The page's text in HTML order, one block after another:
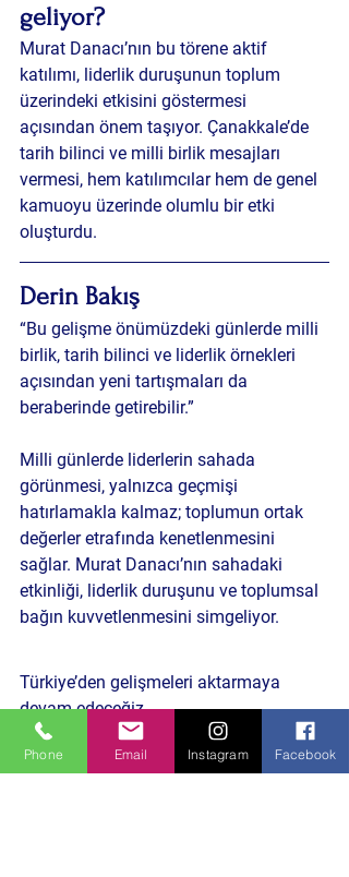
geliyor?
Murat Danacı’nın bu törene aktif
katılımı, liderlik duruşunun toplum
üzerindeki etkisini göstermesi
açısından önem taşıyor. Çanakkale’de
tarih bilinci ve milli birlik mesajları
vermesi, hem katılımcılar hem de genel
kamuoyu üzerinde olumlu bir etki
oluşturdu.
Derin Bakış
“Bu gelişme önümüzdeki günlerde milli
birlik, tarih bilinci ve liderlik örnekleri
açısından yeni tartışmaları da
beraberinde getirebilir.”
Milli günlerde liderlerin sahada
görünmesi, yalnızca geçmişi
hatırlamakla kalmaz; toplumun ortak
değerler etrafında kenetlenmesini
sağlar. Murat Danacı’nın sahadaki
etkinliği, liderlik duruşunu ve toplumsal
bağın kuvvetlenmesini simgeliyor.
Türkiye’den gelişmeleri aktarmaya
devam edeceğiz.
daha Önceki Benzer İçeriklere Göz At
Phone Email Instagram Facebook